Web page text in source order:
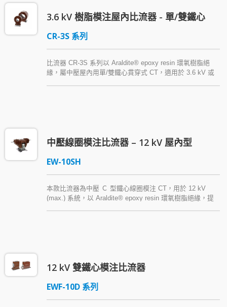
3.6 kV 樹脂模注屋內比流器 - 單/雙鐵心
CR-3S 系列
比流器 CR-3S 系列以 Araldite® epoxy resin 環氧樹脂絕
緣，屬中壓屋內用單/雙鐵心貫穿式 CT，適用於 3.6 kV 或
中壓線圈模注比流器 – 12 kV 屋內型
EW-10SH
本款比流器為中壓 Ｃ 型鐵心線圈模注 CT，用於 12 kV
(max.) 系統，以 Araldite® epoxy resin 環氧樹脂絕緣，提
12 kV 雙鐵心模注比流器
EWF-10D 系列